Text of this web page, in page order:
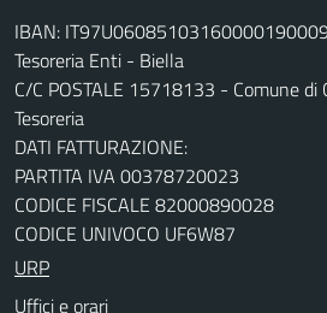
IBAN:
Tesoreria Enti - Biella
C/C POSTALE 15718133 - Comune di
Tesoreria
DATI FATTURAZIONE:
PARTITA IVA 00378720023
CODICE FISCALE 82000890028
CODICE UNIVOCO UF6W87
URP
Uffici e orari